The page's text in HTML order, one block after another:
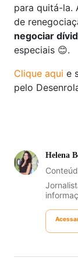
para quitá-la.
de
negociar
especiais 😊.
Clique aqui e
pelo
Helena